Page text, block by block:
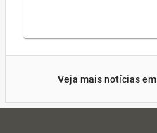
Veja mais notícias em